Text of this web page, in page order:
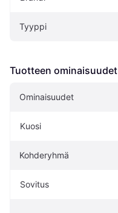
Tyyppi
Tuotteen ominaisuudet
Ominaisuudet
Kuosi
Kohderyhmä
Sovitus